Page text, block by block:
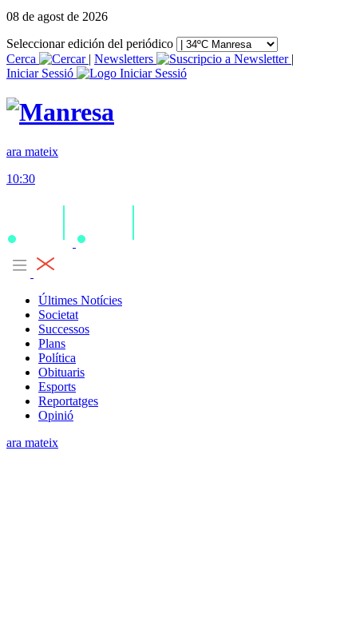
08 de agost de 2026
Seleccionar edición del periódico
Cerca
| Newsletters
|
Iniciar Sessió
ara mateix
10:30
Últimes Notícies
Societat
Successos
Plans
Política
Obituaris
Esports
Reportatges
Opinió
ara mateix